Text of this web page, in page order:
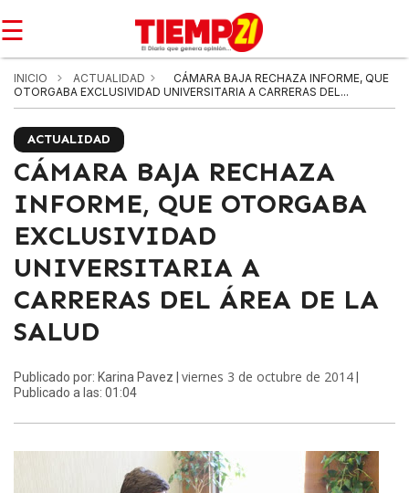
☰
INICIO ACTUALIDAD
CÁMARA BAJA RECHAZA INFORME, QUE
OTORGABA EXCLUSIVIDAD UNIVERSITARIA A CARRERAS DEL...
ACTUALIDAD
CÁMARA BAJA RECHAZA
INFORME, QUE OTORGABA
EXCLUSIVIDAD
UNIVERSITARIA A
CARRERAS DEL ÁREA DE LA
SALUD
Publicado por: Karina Pavez | viernes 3 de octubre de 2014
Publicado a las: 01:04